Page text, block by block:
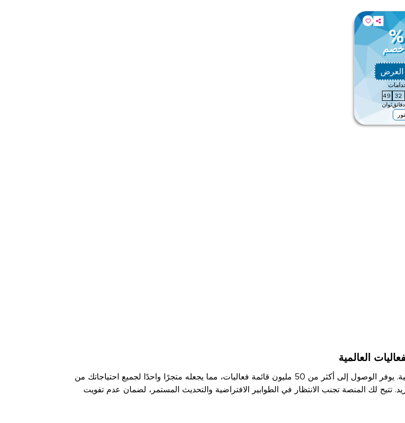
%
خصم
32
دقائق
48
ثوان
العالمية
فياجوجو هو سوق إلكتروني رائد لشراء وبيع تذاكر الفعاليات الحية. يوفر الوصول إلى أكثر من 50 مليون قائمة فعاليات، مما يجعله متجرًا واحدًا لجميع احتياجاتك من
تتيح لك المنصة تجنب الانتظار في الطوابير الافتراضية والتحديث المستمر، لضمان عدم تفويت